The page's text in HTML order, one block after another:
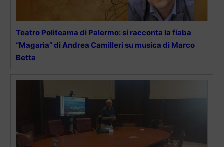
Teatro Politeama di Palermo: si racconta la fiaba
“Magarìa” di Andrea Camilleri su musica di Marco
Betta